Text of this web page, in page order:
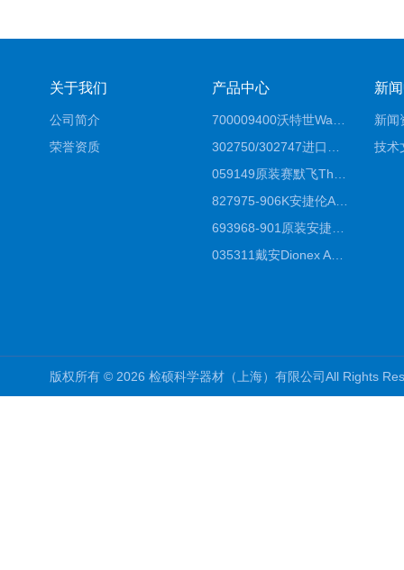
关于我们
公司简介
荣誉资质
产品中心
827975-906K安捷伦Agilent原装ZORBAX液相色谱柱*
035311戴安Dionex AS4分析柱阴离子交换色谱柱厂家
新
新闻
技术
版权所有 © 2026 检硕科学器材（上海）有限公司All Rights